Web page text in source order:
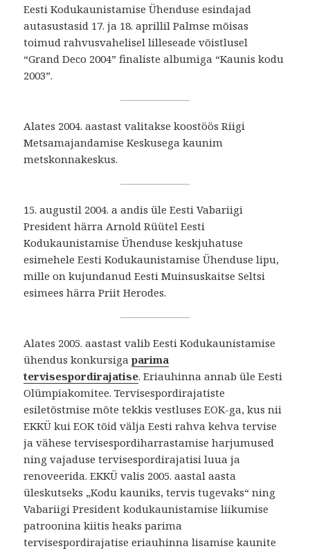
Eesti Kodukaunistamise Ühenduse esindajad
autasustasid 17. ja 18. aprillil Palmse mõisas
toimud rahvusvahelisel lilleseade võistlusel
“Grand Deco 2004” finaliste albumiga “Kaunis kodu
2003”.
Alates 2004. aastast valitakse koostöös Riigi
Metsamajandamise Keskusega kaunim
metskonnakeskus.
15. augustil 2004. a andis üle Eesti Vabariigi
President härra Arnold Rüütel Eesti
Kodukaunistamise Ühenduse keskjuhatuse
esimehele Eesti Kodukaunistamise Ühenduse lipu,
mille on kujundanud Eesti Muinsuskaitse Seltsi
esimees härra Priit Herodes.
Alates 2005. aastast valib Eesti Kodukaunistamise
ühendus konkursigaparima
tervisespordirajatise. Eriauhinna annab üle Eesti
Olümpiakomitee. Tervisespordirajatiste
esiletõstmise mõte tekkis vestluses EOK-ga, kus nii
EKKÜ kui EOK tõid välja Eesti rahva kehva tervise
ja vähese tervisespordiharrastamise harjumused
ning vajaduse tervisespordirajatisi luua ja
renoveerida. EKKÜ valis 2005. aastal aasta
üleskutseks „Kodu kauniks, tervis tugevaks“ ning
Vabariigi President kodukaunistamise liikumise
patroonina kiitis heaks parima
tervisespordirajatise eriauhinna lisamise kaunite